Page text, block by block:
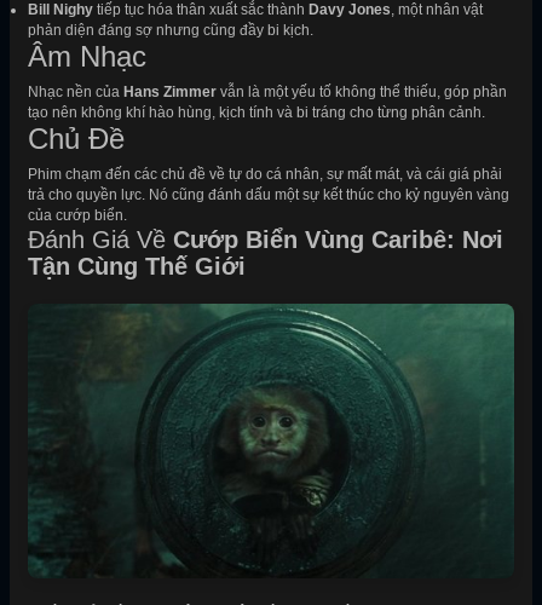
Bill Nighy tiếp tục hóa thân xuất sắc thành Davy Jones, một nhân vật
phản diện đáng sợ nhưng cũng đầy bi kịch.
Âm Nhạc
Nhạc nền của Hans Zimmer vẫn là một yếu tố không thể thiếu, góp phần
tạo nên không khí hào hùng, kịch tính và bi tráng cho từng phân cảnh.
Chủ Đề
Phim chạm đến các chủ đề về tự do cá nhân, sự mất mát, và cái giá phải
trả cho quyền lực. Nó cũng đánh dấu một sự kết thúc cho kỷ nguyên vàng
của cướp biển.
Đánh Giá Về Cướp Biển Vùng Caribê: Nơi
Tận Cùng Thế Giới